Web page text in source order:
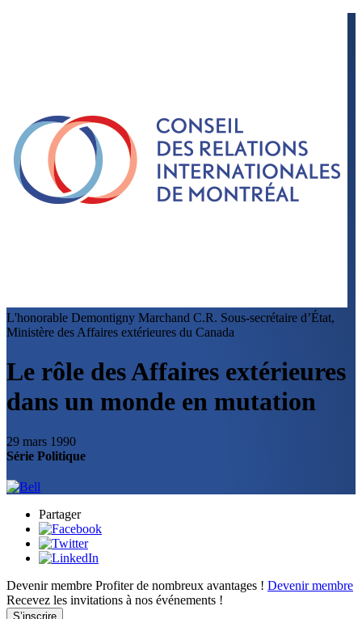
L'honorable Demontigny Marchand C.R. Sous-secrétaire d’État,
Ministère des Affaires extérieures du Canada
Le rôle des Affaires extérieures
dans un monde en mutation
29 mars 1990
Série Politique
Partager
Devenir membre Profiter de nombreux avantages ! Devenir membre
Recevez les invitations à nos événements !
S’inscrire